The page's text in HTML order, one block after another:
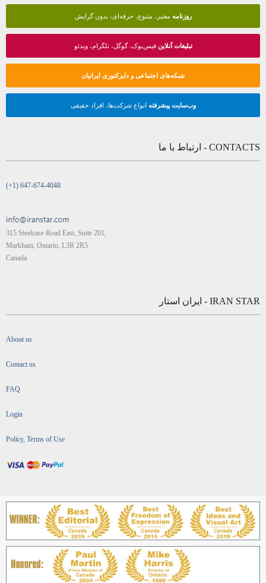
روزنامه معتبر، متنوع، حرفه‌ای، بدون گرایش
تبلیغات آنلاینفیس‌بوک، گوگل، تلگرام، ویدئو
شبکه‌های اجتماعی و دایرکتوری ایرانیان
وب‌سایت پیشرفته انواع شرکت‌ها، افراد حقیقی
CONTACTS - ارتباط با ما
(+1) 647-674-4048
315 Steelcase Road East, Suite 201,
Markham, Ontario, L3R 2R5
Canada
IRAN STAR - ایران استار
About us
Contact us
FAQ
Login
Policy, Terms of Use